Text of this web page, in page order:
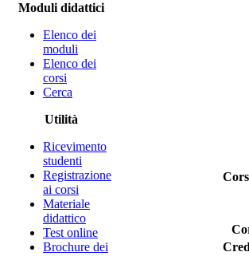
Moduli didattici
Elenco dei
moduli
Elenco dei
corsi
Cerca
Utilità
Ricevimento
studenti
Registrazione
ai corsi
Materiale
didattico
Test online
Brochure dei